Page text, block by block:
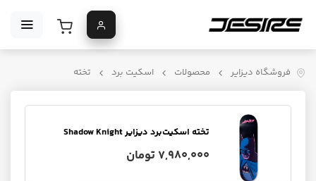
فروشگاه دیزایر محصولات اسکیت برد تخته
تخته اسکیت‌برد دیزایر Shadow Knight
7,980,000 تومان